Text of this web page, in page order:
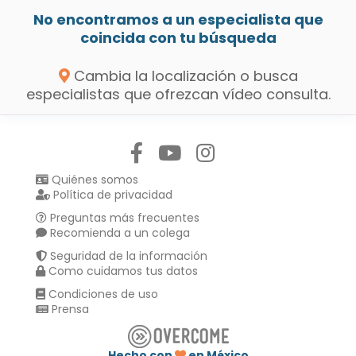
No encontramos a un especialista que
coincida con tu búsqueda
Cambia la localización o busca
especialistas que ofrezcan vídeo consulta.
Quiénes somos
Política de privacidad
Preguntas más frecuentes
Recomienda a un colega
Seguridad de la información
Como cuidamos tus datos
Condiciones de uso
Prensa